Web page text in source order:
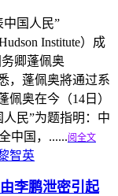
Institute）成
卿蓬佩奥
，蓬佩奥將通过系
佩奥在今（14日）
民”为题指明：中
中国，......阅全文
智英
李鹏泄密引起